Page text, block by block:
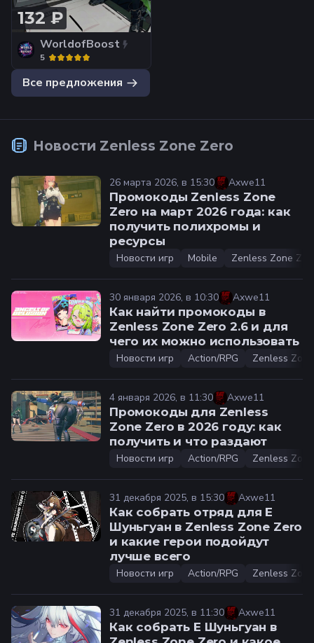
132 ₽
WorldofBoost
5
Все предложения
Новости Zenless Zone Zero
26 марта 2026, в 15:30 Axwe11
Промокоды Zenless Zone
Zero на март 2026 года: как
получить полихромы и
ресурсы
Новости игр Mobile Zenless Zone
30 января 2026, в 10:30 Axwe11
Как найти промокоды в
Zenless Zone Zero 2.6 и для
чего их можно использовать
Новости игр Action/RPG Zenless
4 января 2026, в 11:30 Axwe11
Промокоды для Zenless
Zone Zero в 2026 году: как
получить и что раздают
Новости игр Action/RPG Zenless
31 декабря 2025, в 15:30 Axwe11
Как собрать отряд для Е
Шуньгуан в Zenless Zone Zero
и какие герои подойдут
лучше всего
Новости игр Action/RPG Zenless
31 декабря 2025, в 11:30 Axwe11
Как собрать Е Шуньгуан в